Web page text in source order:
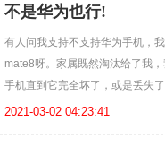
不是华为也行!
有人问我支持不支持华为手机，
mate8呀。家属既然淘汰给了我
手机直到它完全坏了，或是丢失了
2021-03-02 04:23:41